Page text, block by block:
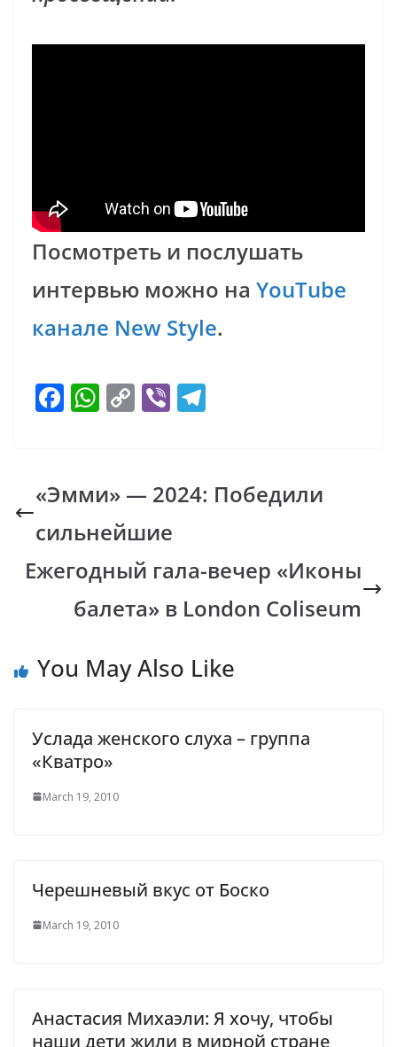
Посмотреть и послушать
интервью можно на YouTube
канале New Style.
F
b
o
o
k
W
s
A
p
p
C
Li
n
k
Vi
gr
a
«Эмми» — 2024: Победили
сильнейшие
Ежегодный гала-вечер «Иконы
балета» в London Coliseum
You May Also Like
Услада женского слуха – группа
«Кватро»
March 19, 2010
Черешневый вкус от Боско
March 19, 2010
Анастасия Михаэли: Я хочу, чтобы
наши дети жили в мирной стране